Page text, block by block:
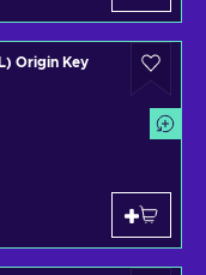
Origin Key